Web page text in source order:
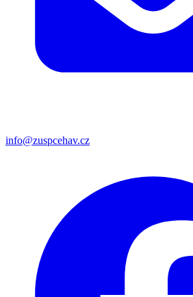
info@zuspcehav.cz